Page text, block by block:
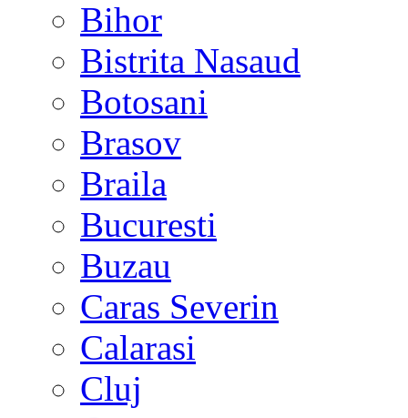
Bihor
Bistrita Nasaud
Botosani
Brasov
Braila
Bucuresti
Buzau
Caras Severin
Calarasi
Cluj